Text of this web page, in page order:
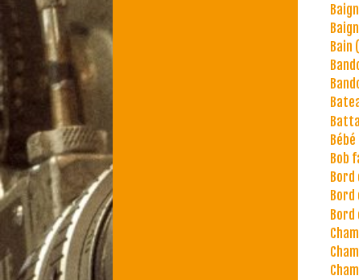
Bain
Bob
Bord
Bord